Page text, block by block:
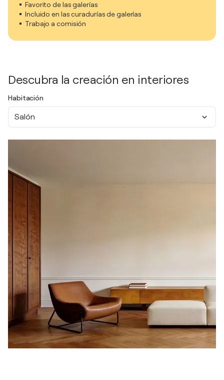
Favorito de las galerías
Incluido en las curadurías de galerías
Trabajo a comisión
Descubra la creación en interiores
Habitación
Salón